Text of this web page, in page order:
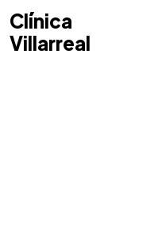
Clínica
Villarreal
Clínica
Villarreal